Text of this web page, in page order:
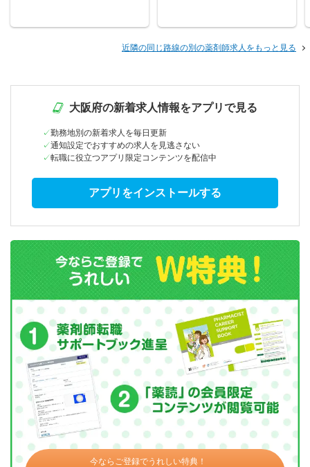
近隣の同じ路線の別の薬剤師求人をもっと見る
大阪府の新着求人情報をアプリで見る
勤務地別の新着求人を毎日更新
通知設定でおすすめの求人を見逃さない
転職に役立つアプリ限定コンテンツを配信中
アプリをインストールする
今ならご登録でうれしい特典！